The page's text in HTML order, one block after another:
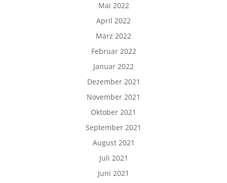
Mai 2022
April 2022
März 2022
Februar 2022
Januar 2022
Dezember 2021
November 2021
Oktober 2021
September 2021
August 2021
Juli 2021
Juni 2021